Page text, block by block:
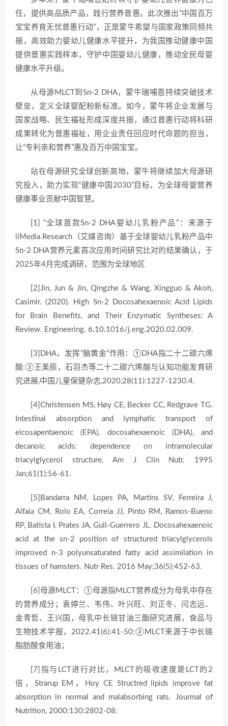
任，提供高品质产品，践行营养普惠。此次推出“中国百万
宝宝养育无忧普惠行动”，正是蒙牛希望与国家政策同频共
振，高效助力婴幼儿健康水平提升，为我国推动健康中国
提供普惠实践样本，守护中国婴幼儿健康，推动全民母婴
健康水平升级。
从母源MLCT到Sn-2 DHA，蒙牛瑞哺恩持续突破技术
壁垒，定义全球婴配粉新标准。如今，蒙牛将企业发展与
国家战略、民生福祉形成深度共振，通过普惠行动将科研
成果转化为普惠福祉，用企业责任回应时代命题的担当，
让“专利亲和营养”惠及百万中国宝宝。
站在母源研究全球创新高地，蒙牛将继续加大母源研
究投入，助力实现“健康中国2030”目标，为全球母婴营养
健康事业贡献中国智慧。
[1] “全球首款Sn-2 DHA婴幼儿乳粉产品”：来源于
iiMedia Research（艾媒咨询）基于全球婴幼儿乳粉产品中
Sn-2 DHA营养元素首次应用时间研究比对的结果确认，于
2025年4月完成调研，范围为全球地区
[2]Jin, Jun & Jin, Qingzhe & Wang, Xingguo & Akoh,
Casimir. (2020). High Sn-2 Docosahexaenoic Acid Lipids
for Brain Benefits, and Their Enzymatic Syntheses: A
Review. Engineering. 6.10.1016/j.eng.2020.02.009.
[3]DHA，发挥“脑黄金”作用：①DHA指二十二碳六烯
酸:②王美辰，石羽杰等二十二碳六烯酸与认知功能发育研
究进展,中国儿童保健杂志,2020,28(11):1227-1230.4.
[4]Christensen MS, Høy CE, Becker CC, Redgrave TG.
Intestinal absorption and lymphatic transport of
eicosapentaenoic (EPA), docosahexaenoic (DHA), and
decanoic acids: dependence on intramolecular
triacylglycerol structure. Am J Clin Nutr. 1995
Jan;61(1):56-61.
[5]Bandarra NM, Lopes PA, Martins SV, Ferreira J,
Alfaia CM, Rolo EA, Correia JJ, Pinto RM, Ramos-Bueno
RP, Batista I, Prates JA, Guil-Guerrero JL. Docosahexaenoic
acid at the sn-2 position of structured triacylglycerols
improved n-3 polyunsaturated fatty acid assimilation in
tissues of hamsters. Nutr Res. 2016 May;36(5):452-63.
[6]母源MLCT：①母源指MLCT营养成分为母乳中存在
的营养成分；袁婷兰、韦伟、叶兴旺、刘正冬、闫志远、
金青哲、王兴国，母乳中长链甘油三酯研究进展，食品与
生物技术学报，2022.41(6):41-50;②MLCT来源于中长链
脂肪酸食用油；
[7]指与LCT进行对比，MLCT的吸收速度是LCT的2
倍，Strarup EM，Hoy CE Structred lipids improve fat
absorption in normal and malabsorbing rats. Jourmal of
Nutrition, 2000:130:2802-08: